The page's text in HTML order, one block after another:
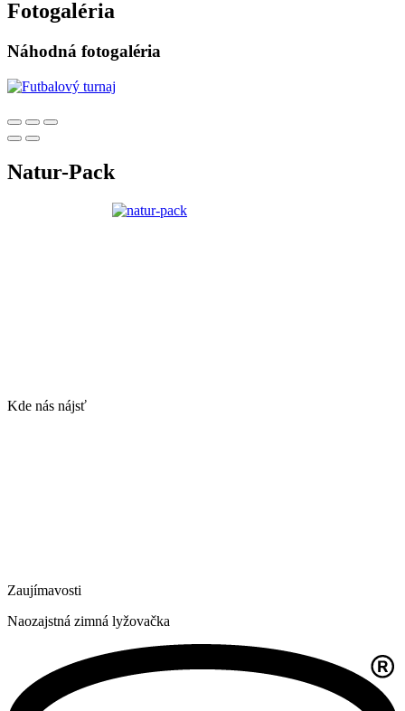
Fotogaléria
Náhodná fotogaléria
Natur-Pack
Kde nás nájsť
Zaujímavosti
Naozajstná zimná lyžovačka